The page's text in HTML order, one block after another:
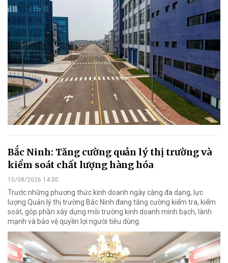
Bắc Ninh: Tăng cường quản lý thị trường và
kiểm soát chất lượng hàng hóa
10/08/2026 14:00
Trước những phương thức kinh doanh ngày càng đa dạng, lực
lượng Quản lý thị trường Bắc Ninh đang tăng cường kiểm tra, kiểm
soát, góp phần xây dựng môi trường kinh doanh minh bạch, lành
mạnh và bảo vệ quyền lợi người tiêu dùng.